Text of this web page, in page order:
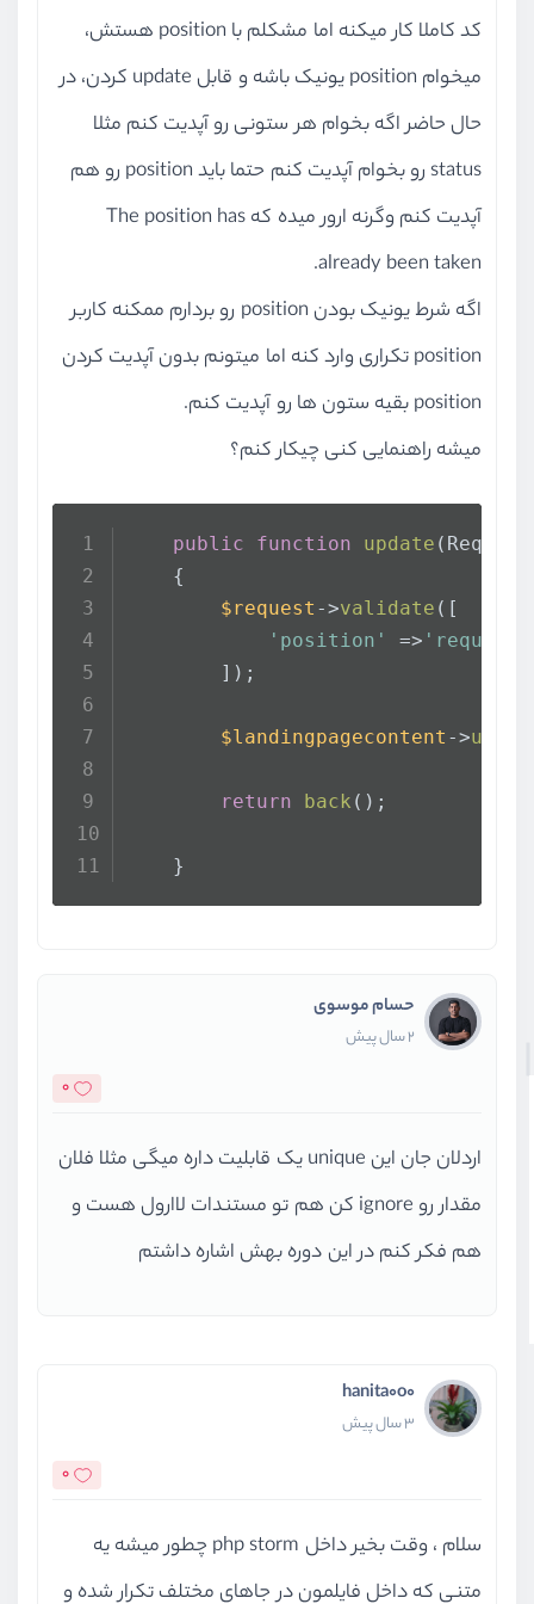
رابطه در جدول pivot
بخش دوازدهم
بخش سیزدهم آپلود فایل و تصاویر
بخش پانزدهم ماژولار کردن پروژه
آپلود بر روی سرور
بخش هفدهم جستجو پیشرفته
کد کاملا کار میکنه اما مشکلم با position هستش،
میخوام position یونیک باشه و قابل update کردن، در
حال حاضر اگه بخوام هر ستونی رو آپدیت کنم مثلا
status رو بخوام آپدیت کنم حتما باید position رو هم
آپدیت کنم وگرنه ارور میده که The position has
already been taken.
اگه شرط یونیک بودن position رو بردارم ممکنه کاربر
position تکراری وارد کنه اما میتونم بدون آپدیت کردن
position بقیه ستون ها رو آپدیت کنم.
میشه راهنمایی کنی چیکار کنم؟
public function update (
    {
$request ->validate ([
'position'
=>
        ]);
$landingpagecontent ->
return back ();
    }
حسام موسوی
2 سال پیش
0
اردلان جان این unique یک قابلیت داره میگی مثلا فلان
مقدار رو ignore کن هم تو مستندات لاارول هست و
هم فکر کنم در این دوره بهش اشاره داشتم
hanita0o0
3 سال پیش
0
سلام ، وقت بخیر داخل php storm چطور میشه یه
متنی که داخل فایلمون در جاهای مختلف تکرار شده و